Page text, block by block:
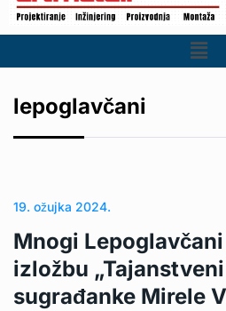
lepoglavčani
19. ožujka 2024.
Mnogi
izložbu
sugrađanke Mirele